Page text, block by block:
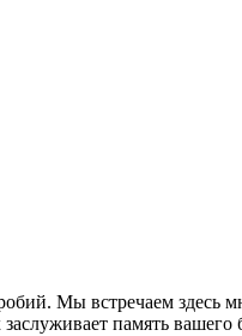
Мы встречаем здесь
память вашего